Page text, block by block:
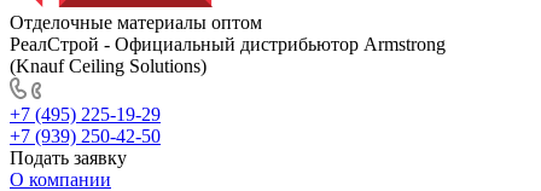
Отделочные материалы оптом
РеалСтрой - Официальный дистрибьютор Armstrong
(Knauf Ceiling Solutions)
+7 (495) 225-19-29
+7 (939) 250-42-50
Подать заявку
О компании